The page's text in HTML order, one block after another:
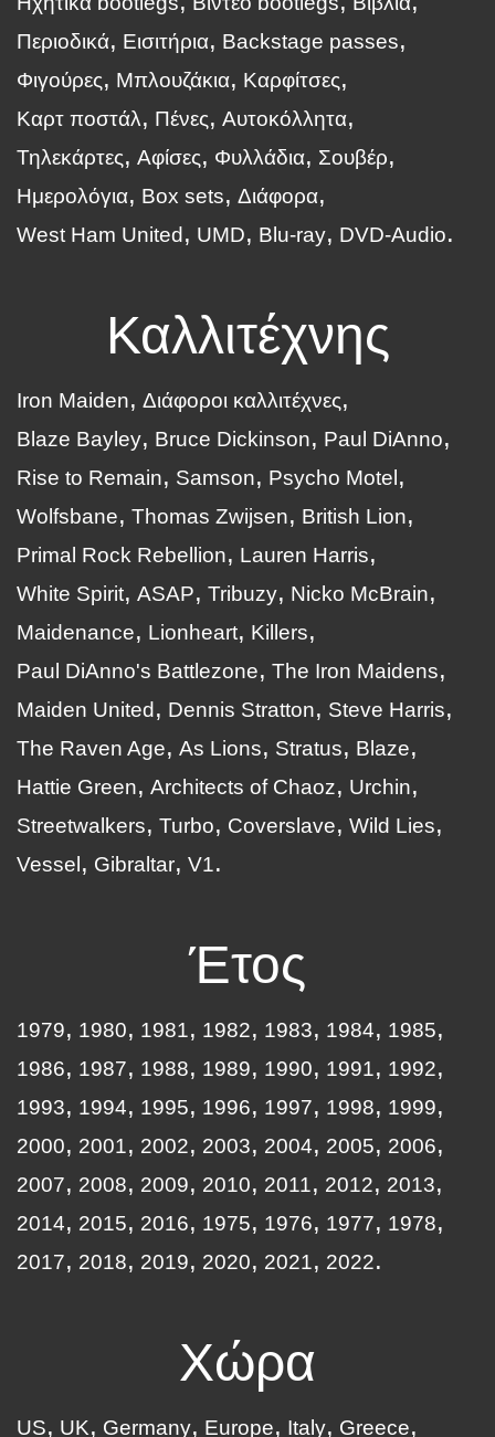
Περιοδικά
Εισιτήρια
Backstage passes
Φιγούρες
Μπλουζάκια
Καρφίτσες
Καρτ ποστάλ
Πένες
Αυτοκόλλητα
Τηλεκάρτες
Αφίσες Φυλλάδια
Σουβέρ
Ημερολόγια
Box sets
Διάφορα
West Ham United
UMD Blu-ray DVD-Audio
Καλλιτέχνης
Iron Maiden
Διάφοροι καλλιτέχνες
Blaze Bayley
Bruce Dickinson
Paul DiAnno
Rise to Remain
Samson
Psycho Motel
Wolfsbane
Thomas Zwijsen
British Lion
Primal Rock Rebellion
Lauren Harris
White Spirit ASAP Tribuzy
Nicko McBrain
Maidenance
Lionheart
Killers
Paul DiAnno's Battlezone
The Iron Maidens
Maiden United
Dennis Stratton
Steve Harris
The Raven Age
As Lions Stratus
Blaze
Hattie Green
Architects of Chaoz
Urchin
Streetwalkers
Turbo Coverslave
Wild Lies
Vessel
Gibraltar V1
Έτος
1979 1980 1981 1982 1983 1984
1985
1986
1987 1988 1989 1990 1991
1992
1993
1994 1995 1996 1997 1998
1999
2000
2001 2002 2003 2004 2005
2006
2007
2008 2009 2010 2011 2012
2013
2014
2015 2016 1975 1976 1977
1978
2017
2018 2019 2020 2021 2022
Χώρα
US UK Germany Europe Italy Greece